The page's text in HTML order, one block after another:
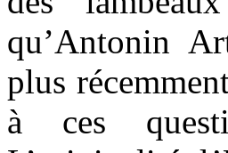
qu’Antonin
plus
à ces